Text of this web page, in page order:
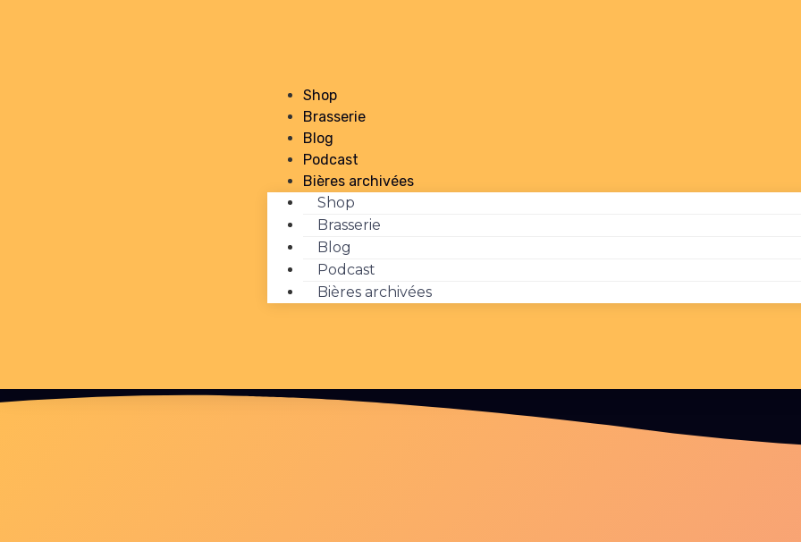
Shop
Brasserie
Blog
Podcast
Bières archivées
Shop
Brasserie
Blog
Podcast
Bières archivées